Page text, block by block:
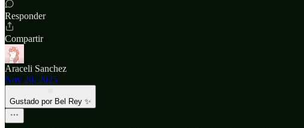
Responder
Compartir
Araceli Sanchez
Nov 20, 2025
Gustado por Bel Rey ✨